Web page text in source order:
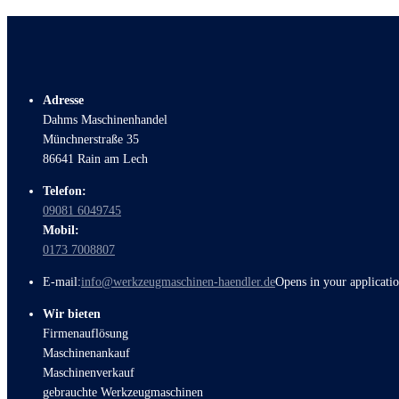
Adresse
Dahms Maschinenhandel
Münchnerstraße 35
86641 Rain am Lech
Telefon:
09081 6049745
Mobil:
0173 7008807
E-mail:info@werkzeugmaschinen-haendler.deOpens in your
Wir bieten
Firmenauflösung
Maschinenankauf
Maschinenverkauf
gebrauchte Werkzeugmaschinen